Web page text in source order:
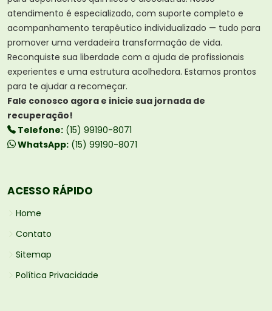
atendimento é especializado, com suporte completo e
acompanhamento terapêutico individualizado — tudo para
promover uma verdadeira transformação de vida.
Reconquiste sua liberdade com a ajuda de profissionais
experientes e uma estrutura acolhedora. Estamos prontos
para te ajudar a recomeçar.
Fale conosco agora e inicie sua jornada de
recuperação!
Telefone: (15) 99190-8071
WhatsApp: (15) 99190-8071
ACESSO RÁPIDO
Home
Contato
Sitemap
Política Privacidade